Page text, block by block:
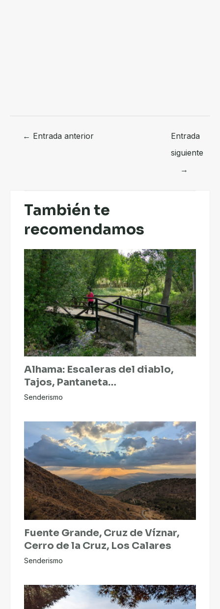
← Entrada anterior
Entrada
siguiente
→
También te
recomendamos
Alhama: Escaleras del diablo,
Tajos, Pantaneta…
Senderismo
Fuente Grande, Cruz de Víznar,
Cerro de la Cruz, Los Calares
Senderismo